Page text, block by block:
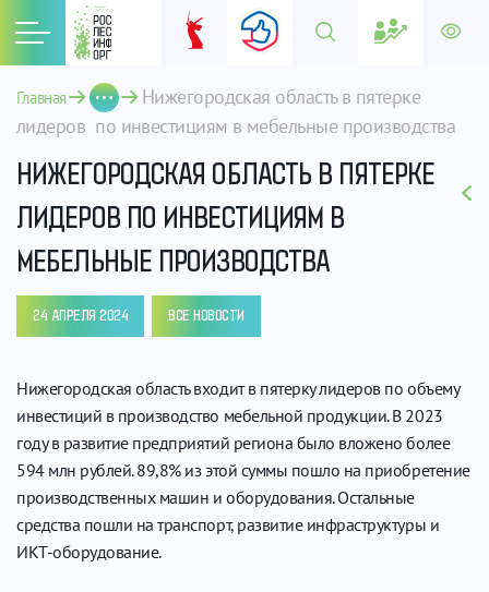
Главная
Нижегородская область в пятерке
лидеров  по инвестициям в мебельные производства
НИЖЕГОРОДСКАЯ ОБЛАСТЬ В ПЯТЕРКЕ
ЛИДЕРОВ ПО ИНВЕСТИЦИЯМ В
МЕБЕЛЬНЫЕ ПРОИЗВОДСТВА
24 АПРЕЛЯ 2024 ВСЕ НОВОСТИ
Нижегородская область входит в пятерку лидеров по объему
инвестиций в производство мебельной продукции. В 2023
году в развитие предприятий региона было вложено более
594 млн рублей. 89,8% из этой суммы пошло на приобретение
производственных машин и оборудования. Остальные
средства пошли на транспорт, развитие инфраструктуры и
ИКТ-оборудование.